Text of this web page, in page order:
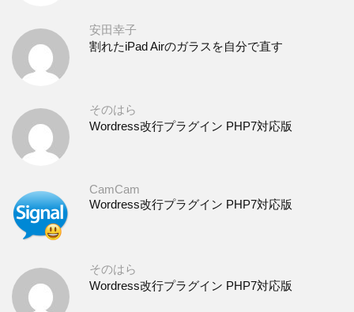
安田幸子
割れたiPad Airのガラスを自分で直す
そのはら
Wordress改行プラグイン PHP7対応版
CamCam
Wordress改行プラグイン PHP7対応版
そのはら
Wordress改行プラグイン PHP7対応版